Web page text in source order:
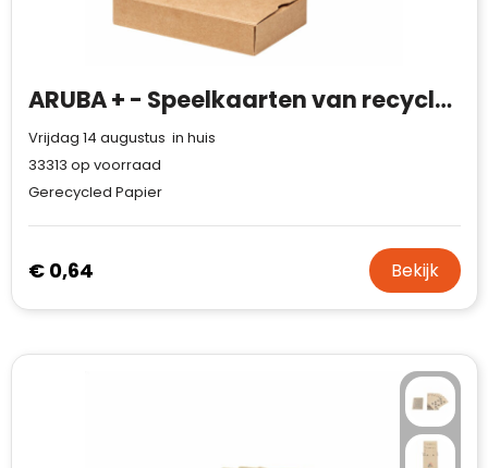
GolfOriginals
James Harvest
Kingcap
Moleskine
MyKit
ARUBA + - Speelkaarten van recycled papier
Vrijdag 14 augustus in huis
33313 op voorraad
Gerecycled Papier
€ 0,64 Bekijk